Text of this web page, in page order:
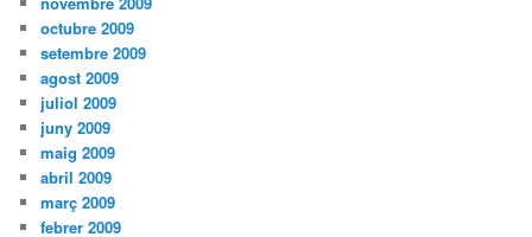
octubre 2009
setembre 2009
agost 2009
juliol 2009
juny 2009
maig 2009
abril 2009
març 2009
febrer 2009